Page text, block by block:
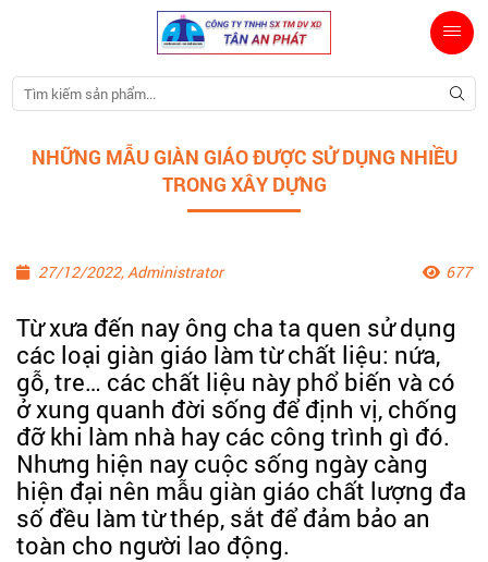
NHỮNG MẪU GIÀN GIÁO ĐƯỢC SỬ DỤNG NHIỀU
TRONG XÂY DỰNG
27/12/2022, Administrator 677
Từ xưa đến nay ông cha ta quen sử dụng
các loại giàn giáo làm từ chất liệu: nứa,
gỗ, tre… các chất liệu này phổ biến và có
ở xung quanh đời sống để định vị, chống
đỡ khi làm nhà hay các công trình gì đó.
Nhưng hiện nay cuộc sống ngày càng
hiện đại nên mẫu giàn giáo chất lượng đa
số đều làm từ thép, sắt để đảm bảo an
toàn cho người lao động.